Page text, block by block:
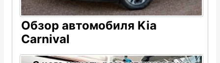
Обзор автомобиля Kia
Carnival